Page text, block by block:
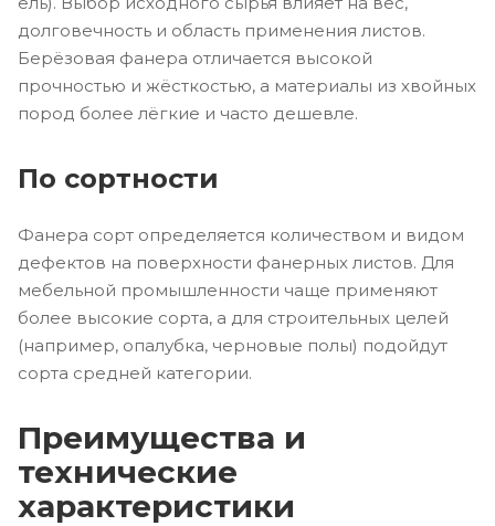
долговечность и область применения листов.
Берёзовая фанера отличается высокой
прочностью и жёсткостью, а материалы из хвойных
пород более лёгкие и часто дешевле.
По сортности
Фанера сорт определяется количеством и видом
дефектов на поверхности фанерных листов. Для
мебельной промышленности чаще применяют
более высокие сорта, а для строительных целей
(например, опалубка, черновые полы) подойдут
сорта средней категории.
Преимущества и
технические
характеристики